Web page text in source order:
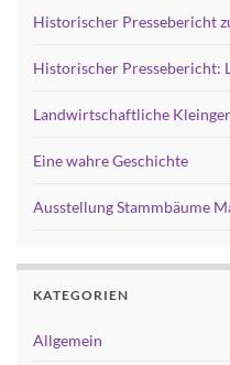
Historischer Pressebericht
Historischer Pressebericht:
Landwirtschaftliche
Eine wahre Geschichte
Ausstellung Stammbäume
KATEGORIEN
Allgemein